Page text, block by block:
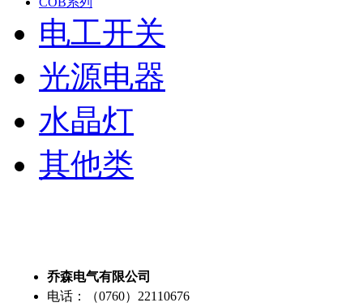
电工开关
光源电器
水晶灯
其他类
乔森电气有限公司
电话：（0760）22110676